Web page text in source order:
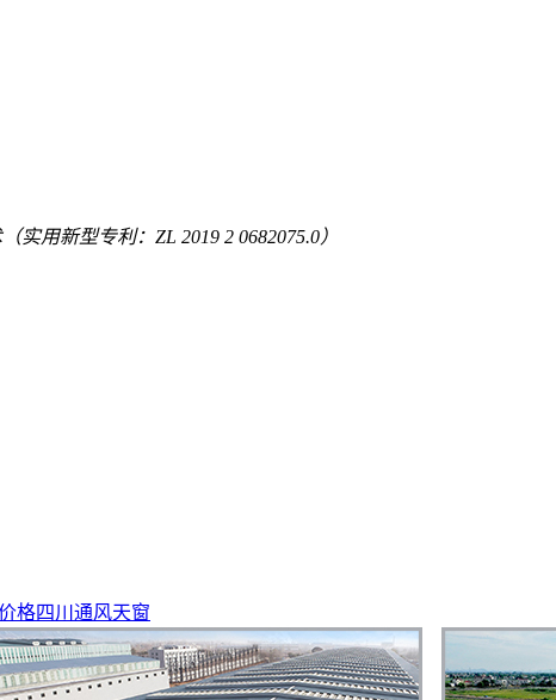
实用新型专利：ZL 2019 2 0682075.0）
格四川通风天窗